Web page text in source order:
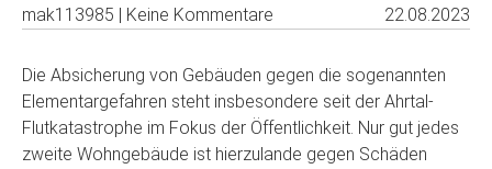
mak113985 | Keine Kommentare 22.08.2023
Die Absicherung von Gebäuden gegen die sogenannten
Elementargefahren steht insbesondere seit der Ahrtal-
Flutkatastrophe im Fokus der Öffentlichkeit. Nur gut jedes
zweite Wohngebäude ist hierzulande gegen Schäden